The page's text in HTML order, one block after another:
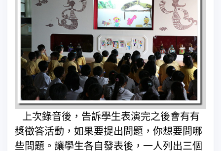
上次錄音後，告訴學生表演完之後會有有
獎徵答活動，如果要提出問題，你想要問哪
些問題。讓學生各自發表後，一人列出三個